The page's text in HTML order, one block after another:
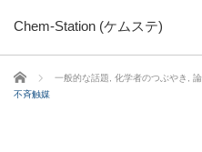
Chem-Station (ケムステ)
ホーム 一般的な話題 化学者のつぶやき
不斉触媒